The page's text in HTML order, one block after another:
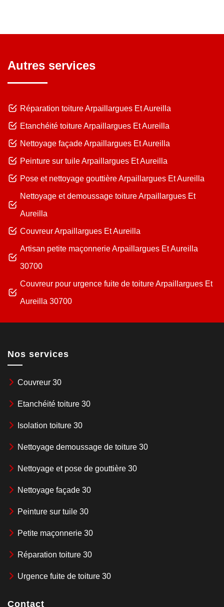
Autres services
Réparation toiture Arpaillargues Et Aureilla
Etanchéité toiture Arpaillargues Et Aureilla
Nettoyage façade Arpaillargues Et Aureilla
Peinture sur tuile Arpaillargues Et Aureilla
Pose et nettoyage gouttière Arpaillargues Et Aureilla
Nettoyage et demoussage toiture Arpaillargues Et
Aureilla
Couvreur Arpaillargues Et Aureilla
Artisan petite maçonnerie Arpaillargues Et Aureilla
30700
Couvreur pour urgence fuite de toiture Arpaillargues Et
Aureilla 30700
Nos services
Couvreur 30
Etanchéité toiture 30
Isolation toiture 30
Nettoyage demoussage de toiture 30
Nettoyage et pose de gouttière 30
Nettoyage façade 30
Peinture sur tuile 30
Petite maçonnerie 30
Réparation toiture 30
Urgence fuite de toiture 30
Contact